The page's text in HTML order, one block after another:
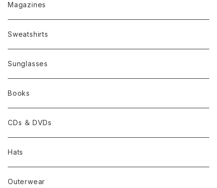
Magazines
Sweatshirts
Sunglasses
Books
CDs ＆ DVDs
Hats
Outerwear